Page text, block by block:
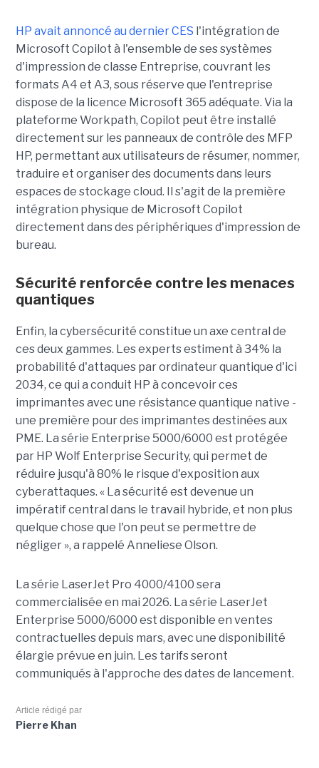
HP avait annoncé au dernier CES l'intégration de
Microsoft Copilot à l'ensemble de ses systèmes
d'impression de classe Entreprise, couvrant les
formats A4 et A3, sous réserve que l'entreprise
dispose de la licence Microsoft 365 adéquate. Via la
plateforme Workpath, Copilot peut être installé
directement sur les panneaux de contrôle des MFP
HP, permettant aux utilisateurs de résumer, nommer,
traduire et organiser des documents dans leurs
espaces de stockage cloud. Il s'agit de la première
intégration physique de Microsoft Copilot
directement dans des périphériques d'impression de
bureau.
Sécurité renforcée contre les menaces
quantiques
Enfin, la cybersécurité constitue un axe central de
ces deux gammes. Les experts estiment à 34% la
probabilité d'attaques par ordinateur quantique d'ici
2034, ce qui a conduit HP à concevoir ces
imprimantes avec une résistance quantique native -
une première pour des imprimantes destinées aux
PME. La série Enterprise 5000/6000 est protégée
par HP Wolf Enterprise Security, qui permet de
réduire jusqu'à 80% le risque d'exposition aux
cyberattaques. « La sécurité est devenue un
impératif central dans le travail hybride, et non plus
quelque chose que l'on peut se permettre de
négliger », a rappelé Anneliese Olson.
La série LaserJet Pro 4000/4100 sera
commercialisée en mai 2026. La série LaserJet
Enterprise 5000/6000 est disponible en ventes
contractuelles depuis mars, avec une disponibilité
élargie prévue en juin. Les tarifs seront
communiqués à l'approche des dates de lancement.
Article rédigé par
Pierre Khan